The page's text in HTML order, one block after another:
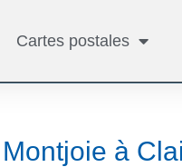
Cartes postales
à